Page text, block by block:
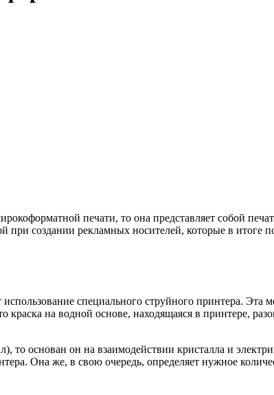
печати, то она представляет собой
при создании рекламных носителей, которые в
специального струйного принтера. Эта
на водной основе, находящаяся в принтере,
то основан он на взаимодействии кристалла и
Она же, в свою очередь, определяет нужное